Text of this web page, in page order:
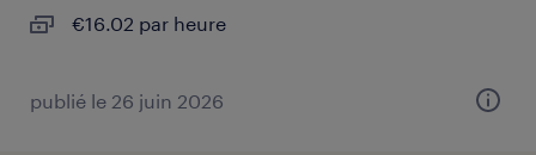
€16.02 par heure
publié le 26 juin 2026